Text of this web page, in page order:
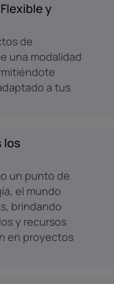
y
de
una modalidad
a tus
los
un punto de
el mundo
brindando
y recursos
en proyectos